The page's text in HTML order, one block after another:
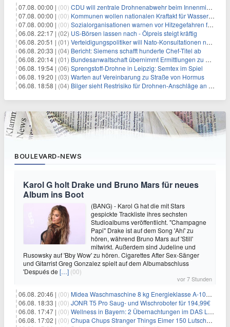
07.08. 00:00 | (00) CDU will zentrale Drohnenabwehr beim Innenministerium
07.08. 00:00 | (00) Kommunen wollen nationalen Kraftakt für Wasserversorgung
07.08. 00:00 | (00) Sozialorganisationen warnen vor Hitzegefahren für Obdachlose
06.08. 22:17 | (02) US-Börsen lassen nach - Ölpreis steigt kräftig
06.08. 20:51 | (01) Verteidigungspolitiker will Nato-Konsultationen nach Drohnenfund
06.08. 20:33 | (04) Bericht: Siemens schafft hunderte Chef-Titel ab
06.08. 20:14 | (01) Bundesanwaltschaft übernimmt Ermittlungen zu Drohnenvorfall
06.08. 19:54 | (06) Sprengstoff-Drohne in Leipzig: Semtex im Spiel
06.08. 19:20 | (03) Warten auf Vereinbarung zu Straße von Hormus
06.08. 18:58 | (04) Bilger sieht Restrisiko für Drohnen-Anschläge an Flughäfen
BOULEVARD-NEWS
Karol G holt Drake und Bruno Mars für neues
Album ins Boot
(BANG) - Karol G hat die mit Stars
gespickte Trackliste ihres sechsten
Studioalbums veröffentlicht. "Champagne
Papi" Drake ist auf dem Song 'Ahí' zu
hören, während Bruno Mars auf 'Still'
mitwirkt. Außerdem sind Judeline und
Rusowsky auf 'Bby Wow' zu hören. Cigarettes After Sex-Sänger
und Gitarrist Greg Gonzalez spielt auf dem Albumabschluss
'Después de […] (00)
vor 7 Stunden
06.08. 20:46 | (00) Midea Waschmaschine 8 kg Energieklasse A-10% 1400 U/Min für 289,97€
06.08. 18:33 | (00) JONR T5 Pro Saug- und Wischroboter für 194,99€
06.08. 17:47 | (00) Wellness in Bayern: 2 Übernachtungen im DAS LUDWIG Sports Resort inkl. HP + Wellness ab 174€ p.P.
06.08. 17:02 | (00) Chupa Chups Stranger Things Eimer 150 Lutscher für 21,95€